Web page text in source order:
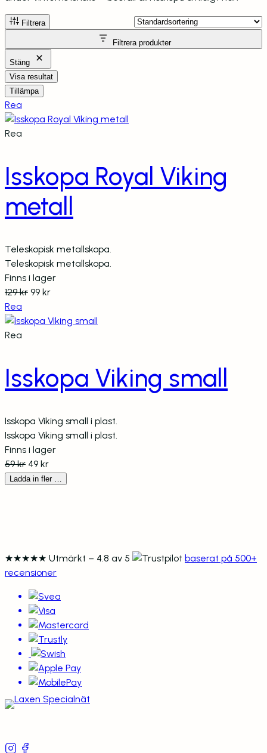
Filtrera
Filtrera produkter
Stäng
Visa resultat
Tillämpa
Rea
på
Rea
Isskopa Royal Viking
metall
Teleskopisk metallskopa.
Teleskopisk metallskopa.
Finns i lager
129kr Det
priset
99 krDet
priset
Rea
på
Rea
Isskopa Viking small
Isskopa Viking small i plast.
Isskopa Viking small i plast.
Finns i lager
59kr Det
ursprungliga
49 krDet
nuvarande
Ladda in fler …
★★★★★ Utmärkt – 4.8 av 5
baserat på 500+
recensioner